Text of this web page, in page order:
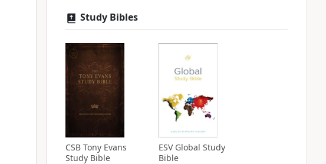
Study Bibles
CSB Tony Evans
Study Bible
ESV Global Study
Bible